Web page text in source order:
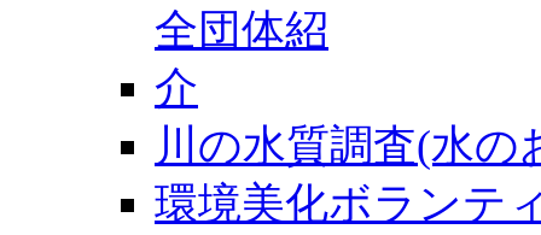
川の水質調査(水の
環境美化ボランテ